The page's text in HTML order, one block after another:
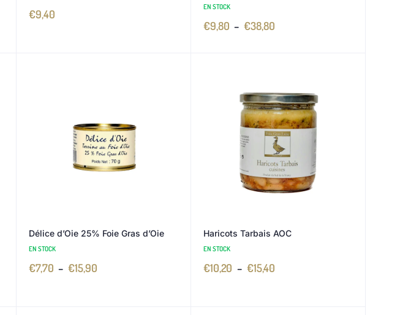
€9,40
EN STOCK
€9,80 – €38,80
Délice d’Oie 25% Foie Gras d’Oie
EN STOCK
€7,70 – €15,90
Haricots Tarbais AOC
EN STOCK
€10,20 – €15,40